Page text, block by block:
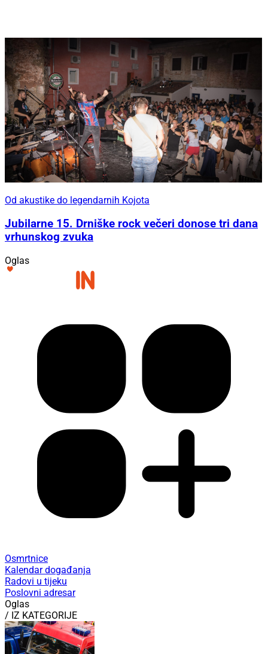
Od akustike do legendarnih Kojota
Jubilarne 15. Drniške rock večeri donose tri dana
vrhunskog zvuka
Oglas
Osmrtnice
Kalendar događanja
Radovi u tijeku
Poslovni adresar
Oglas
/ IZ KATEGORIJE